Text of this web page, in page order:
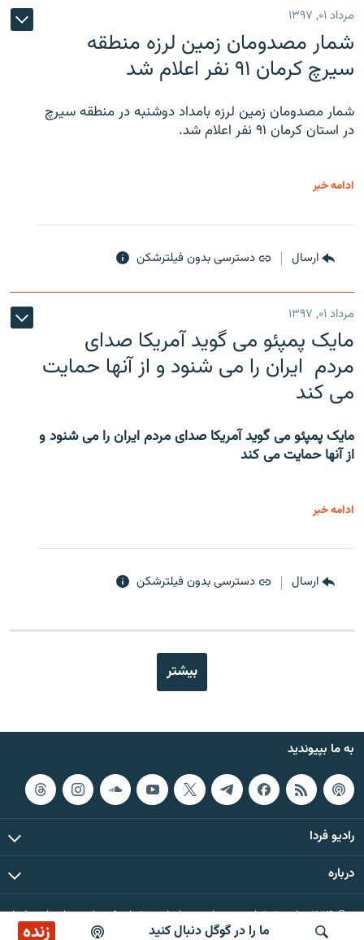
ما را در گوگل دنبال کنید زنده
مرداد ۰۱, ۱۳۹۷
شمار مصدومان زمین لرزه منطقه
سیرچ کرمان ۹۱ نفر اعلام شد
شمار مصدومان زمین لرزه بامداد دوشنبه در منطقه سیرچ
در استان کرمان ۹۱ نفر اعلام شد.
ادامه خبر
ارسال دسترسی بدون فیلترشکن
مرداد ۰۱, ۱۳۹۷
مایک پمپئو می گوید آمریکا صدای
مردم ایران را می شنود و از آنها حمایت
می کند
مایک پمپئو می گوید آمریکا صدای مردم ایران را می شنود و
از آنها حمایت می کند
ادامه خبر
ارسال دسترسی بدون فیلترشکن
بیشتر
به ما بپیوندید
رادیو فردا
درباره
© ۲۰۲۶ تمام حقوق این وب‌سایت، بر اساس مقررات کپی‌رایت، برای رادیو فردا
محفوظ است.